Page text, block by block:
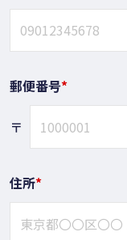
郵便番号*
〒
住所*